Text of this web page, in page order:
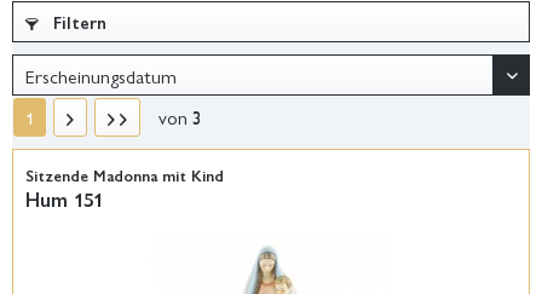
Filtern
1 von 3
Sitzende Madonna mit Kind
Hum 151